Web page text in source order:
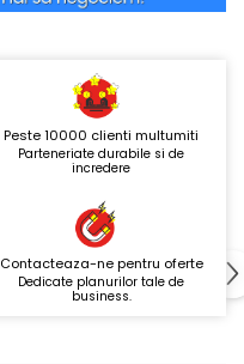
Peste 10000 clienti multumiti
Parteneriate durabile si de
incredere
Contacteaza-ne pentru oferte
Dedicate planurilor tale de
business.